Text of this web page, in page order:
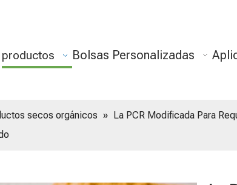
productos Bolsas Personalizadas
secos orgánicos » La PCR Modificada Para